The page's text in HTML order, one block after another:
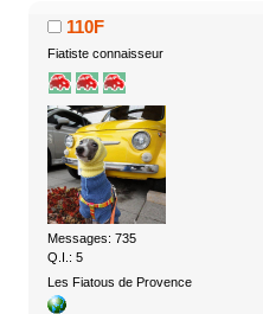
110F
Fiatiste connaisseur
Messages: 735
Q.I.: 5
Les Fiatous de Provence